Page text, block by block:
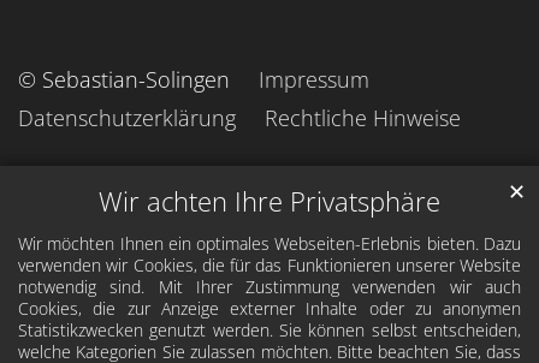
Wir achten Ihre Privatsphäre
Wir möchten Ihnen ein optimales Webseiten-Erlebnis bieten. Dazu
verwenden wir Cookies, die für das Funktionieren unserer Website
notwendig sind. Mit Ihrer Zustimmung verwenden wir auch
Cookies, die zur Anzeige externer Inhalte oder zu anonymen
Statistikzwecken genutzt werden. Sie können selbst entscheiden,
welche Kategorien Sie zulassen möchten. Bitte beachten Sie, dass
✕
© Sebastian-Solingen
Impressum
Datenschutzerklärung
Rechtliche Hinweise